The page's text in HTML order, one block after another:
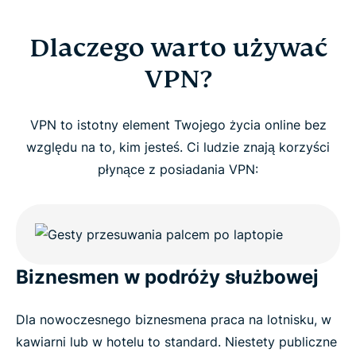
Dlaczego warto używać
VPN?
VPN to istotny element Twojego życia online bez
względu na to, kim jesteś. Ci ludzie znają korzyści
płynące z posiadania VPN:
Biznesmen w podróży służbowej
Dla nowoczesnego biznesmena praca na lotnisku, w
kawiarni lub w hotelu to standard. Niestety publiczne